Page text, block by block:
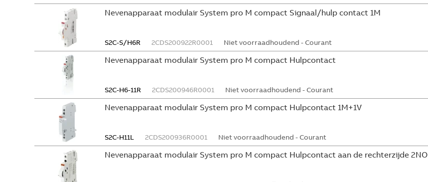
Nevenapparaat modulair System pro M compact Signaal/hulp contact 1M
S2C-S/H6R 2CDS200922R0001 Niet voorraadhoudend - Courant
Nevenapparaat modulair System pro M compact Hulpcontact
S2C-H6-11R 2CDS200946R0001 Niet voorraadhoudend - Courant
Nevenapparaat modulair System pro M compact Hulpcontact 1M+1V
S2C-H11L 2CDS200936R0001 Niet voorraadhoudend - Courant
Nevenapparaat modulair System pro M compact Hulpcontact aan de rechterzijde 2NO